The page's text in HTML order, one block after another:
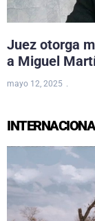
Juez otorga
a Miguel
mayo 12, 2025